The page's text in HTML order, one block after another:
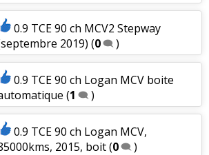
0.9 TCE 90 ch MCV2 Stepway
2019) (0 )
0.9 TCE 90 ch Logan MCV boite
(1 )
0.9 TCE 90 ch Logan MCV,
2015, boit(0 )